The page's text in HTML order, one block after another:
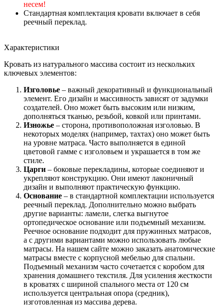
несем!
Стандартная комплектация кровати включает в себя
реечный переклад.
Характеристики
Кровать из натурального массива состоит из нескольких
ключевых элементов:
Изголовье – важный декоративный и функциональный
элемент. Его дизайн и массивность зависят от задумки
создателей. Оно может быть высоким или низким,
дополняться тканью, резьбой, ковкой или принтами.
Изножье – сторона, противоположная изголовью. В
некоторых моделях (например, тахтах) оно может быть
на уровне матраса. Часто выполняется в единой
цветовой гамме с изголовьем и украшается в том же
стиле.
Царги – боковые перекладины, которые соединяют и
укрепляют конструкцию. Они имеют лаконичный
дизайн и выполняют практическую функцию.
Основание – в стандартной комплектации используется
реечный переклад. Дополнительно можно выбрать
другие варианты: ламели, слегка выгнутое
ортопедическое основание или подъемный механизм.
Реечное основание подходит для пружинных матрасов,
а с другими вариантами можно использовать любые
матрасы. На нашем сайте можно заказать анатомические
матрасы вместе с корпусной мебелью для спальни.
Подъемный механизм часто сочетается с коробом для
хранения домашнего текстиля. Для усиления жесткости
в кроватях с шириной спального места от 120 см
используется центральная опора (средник),
изготовленная из массива дерева.